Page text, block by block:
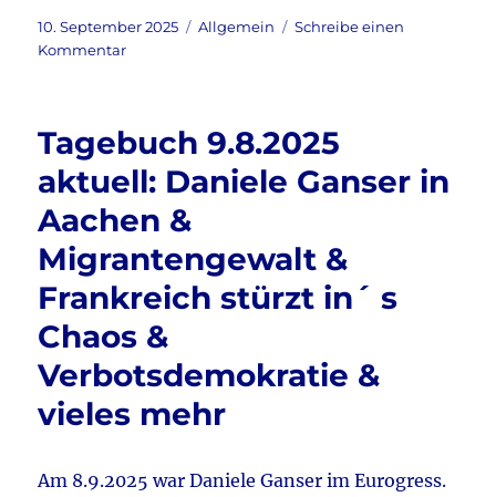
vieles
mehr
c
e
o
o
k
it
te
ai le
Veröffentlicht
am
10. September 2025 Kategorien
Allgemein
Schreibe einen
Kommentarzu
Ulrich
Siegmund
im
Kontrafunk-
Interview
&
Daniele
Ganser
&
Wahlkampf
Köln
Weidel
Pressekonferenz
Tagebuch 9.8.2025
aktuell: Daniele Ganser in
Aachen &
Migrantengewalt &
Frankreich stürzt in´ s
Chaos &
Verbotsdemokratie &
vieles mehr
Am 8.9.2025 war Daniele Ganser im Eurogress.